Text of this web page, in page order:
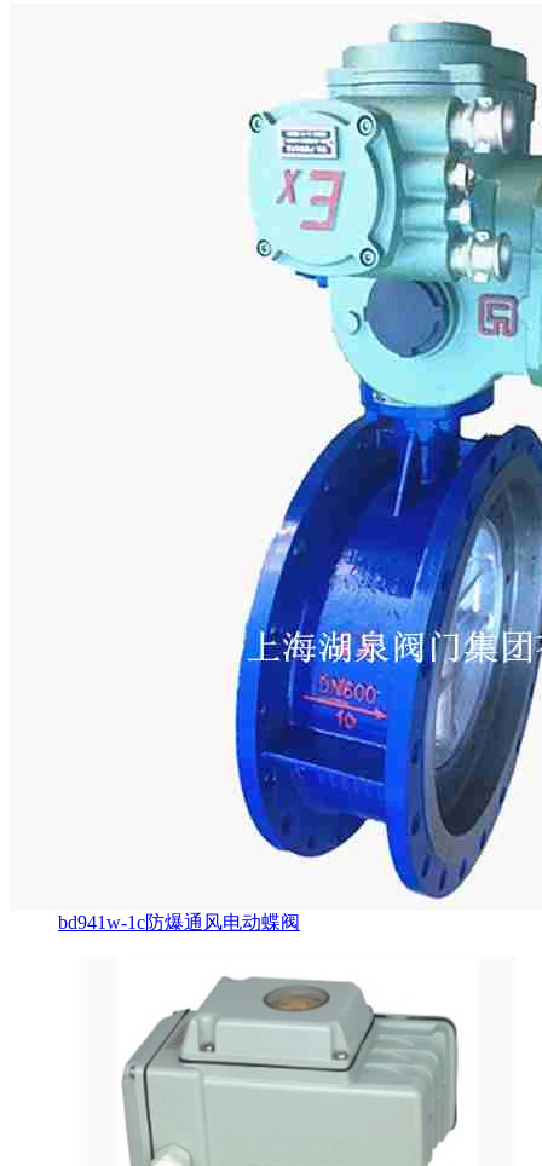
bd941w-1c防爆通风电动蝶阀